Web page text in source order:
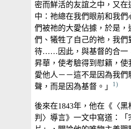
密而鮮活的友誼之中，又在
中：祂總在我們眼前和我們
們被祂的大愛佔據，於是，
們、犧牲了自己的祂，我們
待……因此，與基督的合一
昇華，使考驗得到慰籍，使
愛他人－－這不是因為我們
聲，而是因為基督。」
1)
後來在1843年，他在《〈黑
判〉導言》一文中寫道：「